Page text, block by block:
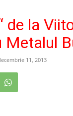
de la
Metalul
11, 2013